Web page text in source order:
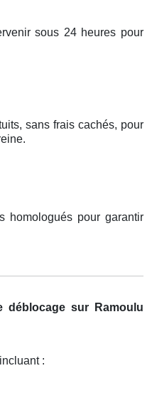
sous 24 heures pour
sans frais cachés, pour
homologués pour garantir
déblocage sur Ramoulu
: